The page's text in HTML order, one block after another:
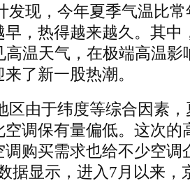
发现，今年夏季气温比
，热得越来越久。其中
高温天气，在极端高温
了新一股热潮。
区由于纬度等综合因素
调保有量偏低。这次的
购买需求也给不少空调
据显示，进入7月以来